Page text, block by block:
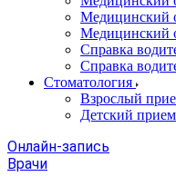
Медицинский
Медицинский
Справка
Справка
Стоматология
Взрослый
Детский прием
Онлайн-запись
Врачи